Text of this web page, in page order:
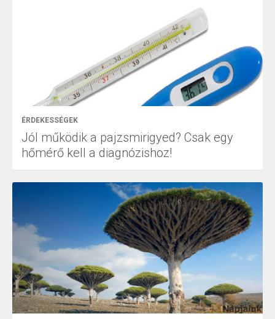
ÉRDEKESSÉGEK
Jól működik a pajzsmirigyed? Csak egy
hőmérő kell a diagnózishoz!